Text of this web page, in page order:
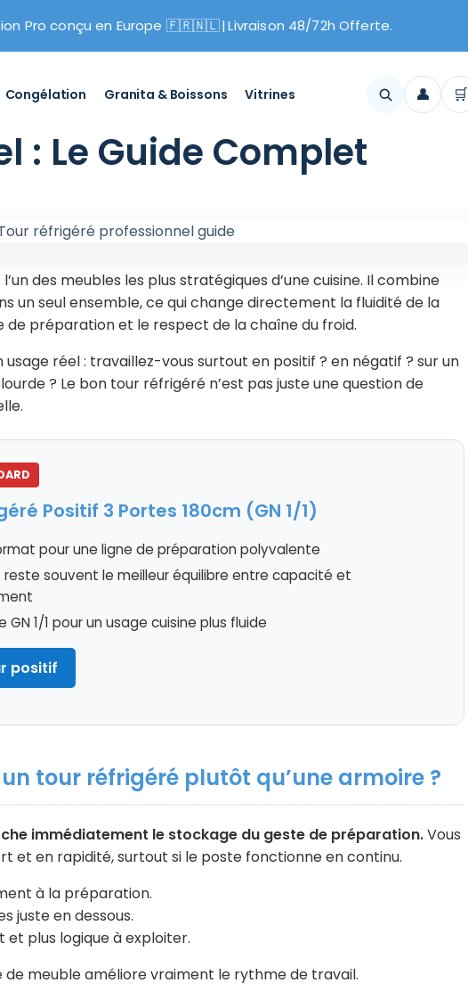
Pro conçu en Europe 🇫🇷🇳🇱| Livraison 48/72h Offerte.
Congélation Granita & Boissons Vitrines 👤 🛒
: Le Guide Complet
des meubles les plus stratégiques d’une cuisine. Il combine
un seul ensemble, ce qui change directement la fluidité de la
de préparation et le respect de la chaîne du froid.
usage réel : travaillez-vous surtout en positif ? en négatif ? sur un
? Le bon tour réfrigéré n’est pas juste une question de
Positif 3 Portes 180cm (GN 1/1)
pour une ligne de préparation polyvalente
reste souvent le meilleur équilibre entre capacité et
1/1 pour un usage cuisine plus fluide
positif
tour réfrigéré plutôt qu’une armoire ?
immédiatement le stockage du geste de préparation.Vous
et en rapidité, surtout si le poste fonctionne en continu.
à la préparation.
juste en dessous.
plus logique à exploiter.
de meuble améliore vraiment le rythme de travail.